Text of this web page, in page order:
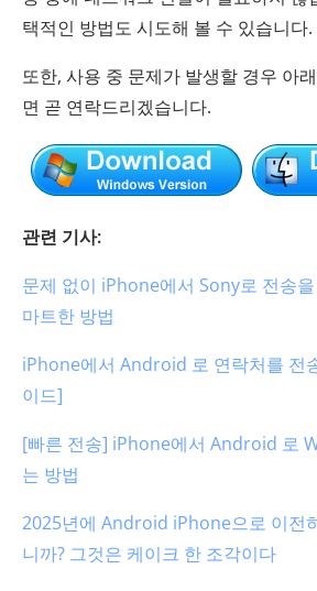
택적인 방법도 시도해 볼 수 있습니다.
또한, 사용 중 문제가 발생할 경우 아
면 곧 연락드리겠습니다.
관련 기사:
문제 없이 iPhone에서 Sony로 전송
마트한 방법
iPhone에서 Android 로 연락처를 전
이드]
[빠른 전송] iPhone에서 Android 로
는 방법
2025년에 Android iPhone으로 이전
니까? 그것은 케이크 한 조각이다